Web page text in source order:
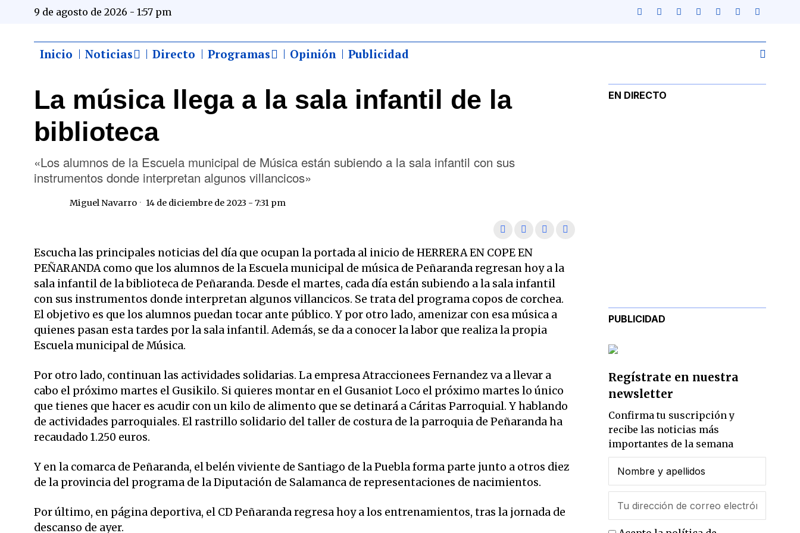
9 de agosto de 2026 - 1:57 pm
Inicio Noticias Directo Programas Opinión Publicidad
La música llega a la sala infantil de la
biblioteca
«Los alumnos de la Escuela municipal de Música están subiendo a la sala infantil con sus
instrumentos donde interpretan algunos villancicos»
Miguel Navarro 14 de diciembre de 2023 - 7:31 pm
Escucha las principales noticias del día que ocupan la portada al inicio de HERRERA EN COPE EN
PEÑARANDA como que los alumnos de la Escuela municipal de música de Peñaranda regresan hoy a la
sala infantil de la biblioteca de Peñaranda. Desde el martes, cada día están subiendo a la sala infantil
con sus instrumentos donde interpretan algunos villancicos. Se trata del programa copos de corchea.
El objetivo es que los alumnos puedan tocar ante público. Y por otro lado, amenizar con esa música a
quienes pasan esta tardes por la sala infantil. Además, se da a conocer la labor que realiza la propia
Escuela municipal de Música.
Por otro lado, continuan las actividades solidarias. La empresa Atraccionees Fernandez va a llevar a
cabo el próximo martes el Gusikilo. Si quieres montar en el Gusaniot Loco el próximo martes lo único
que tienes que hacer es acudir con un kilo de alimento que se detinará a Cáritas Parroquial. Y hablando
de actividades parroquiales. El rastrillo solidario del taller de costura de la parroquia de Peñaranda ha
recaudado 1.250 euros.
Y en la comarca de Peñaranda, el belén viviente de Santiago de la Puebla forma parte junto a otros diez
de la provincia del programa de la Diputación de Salamanca de representaciones de nacimientos.
Por último, en página deportiva, el CD Peñaranda regresa hoy a los entrenamientos, tras la jornada de
descanso de ayer.
EN DIRECTO
PUBLICIDAD
Regístrate en nuestra
newsletter
Confirma tu suscripción y
recibe las noticias más
importantes de la semana